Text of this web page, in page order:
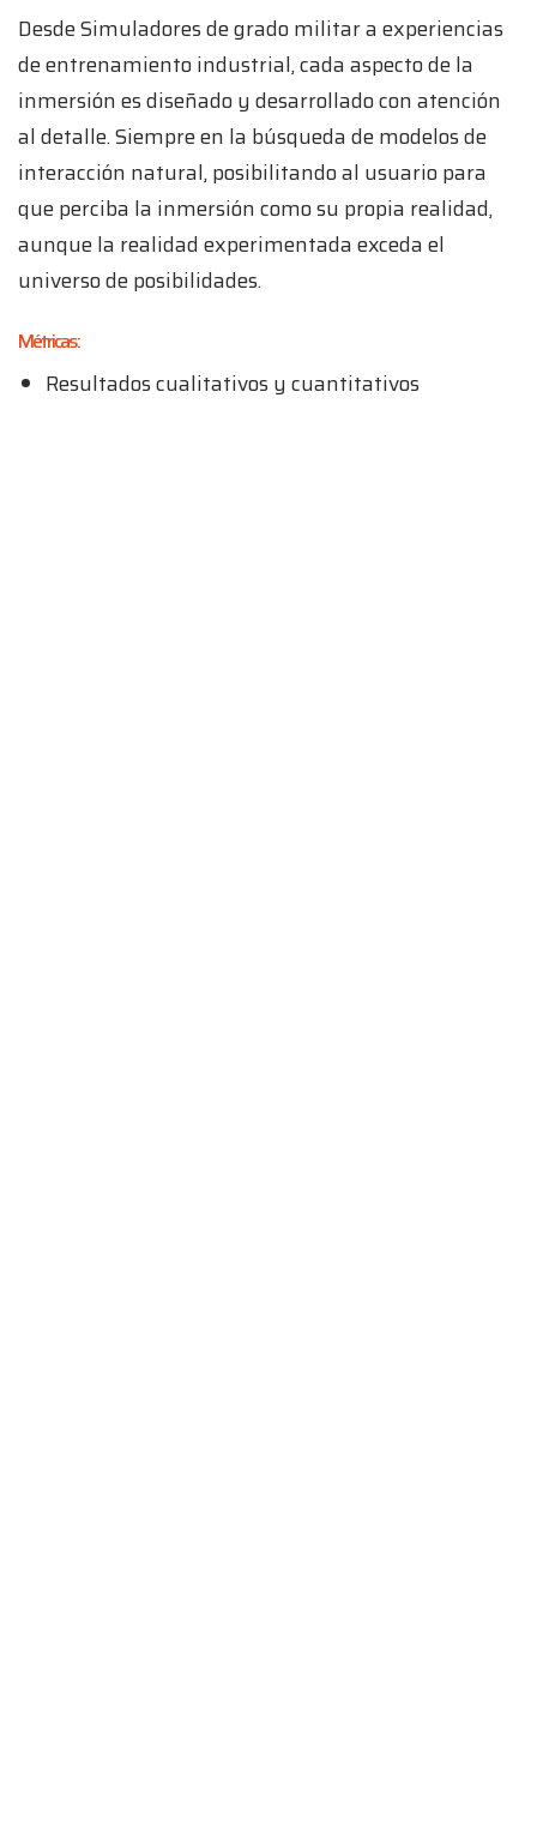
Desde Simuladores de grado militar a experiencias
de entrenamiento industrial, cada aspecto de la
inmersión es diseñado y desarrollado con atención
al detalle. Siempre en la búsqueda de modelos de
interacción natural, posibilitando al usuario para
que perciba la inmersión como su propia realidad,
aunque la realidad experimentada exceda el
universo de posibilidades.
Métricas:
Resultados cualitativos y cuantitativos